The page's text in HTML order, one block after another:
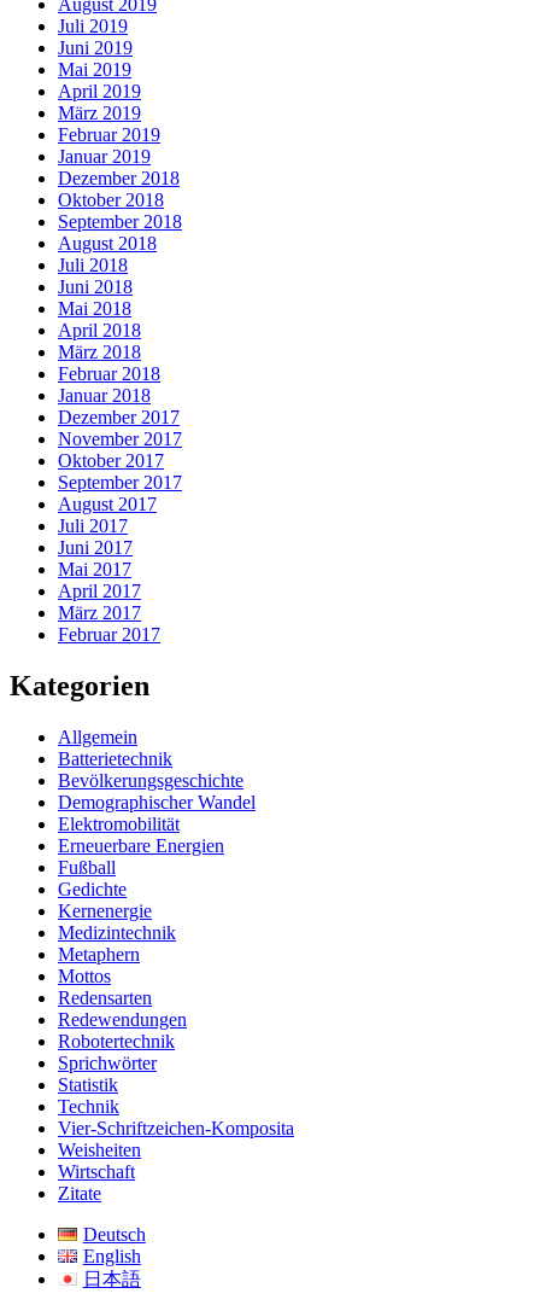
August 2019
Juli 2019
Juni 2019
Mai 2019
April 2019
März 2019
Februar 2019
Januar 2019
Dezember 2018
Oktober 2018
September 2018
August 2018
Juli 2018
Juni 2018
Mai 2018
April 2018
März 2018
Februar 2018
Januar 2018
Dezember 2017
November 2017
Oktober 2017
September 2017
August 2017
Juli 2017
Juni 2017
Mai 2017
April 2017
März 2017
Februar 2017
Kategorien
Allgemein
Batterietechnik
Bevölkerungsgeschichte
Demographischer Wandel
Elektromobilität
Erneuerbare Energien
Fußball
Gedichte
Kernenergie
Medizintechnik
Metaphern
Mottos
Redensarten
Redewendungen
Robotertechnik
Sprichwörter
Statistik
Technik
Vier-Schriftzeichen-Komposita
Weisheiten
Wirtschaft
Zitate
Deutsch
English
日本語